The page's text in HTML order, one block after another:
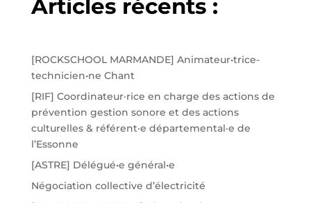
Articles récents :
[ROCKSCHOOL MARMANDE] Animateur•trice-
technicien•ne Chant
[RIF] Coordinateur·rice en charge des actions de
prévention gestion sonore et des actions
culturelles & référent·e départemental·e de
l’Essonne
[ASTRE] Délégué•e général•e
Négociation collective d’électricité